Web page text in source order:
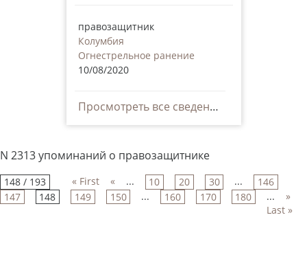
правозащитник
Колумбия
Огнестрельное ранение
10/08/2020
Просмотреть все сведения
N 2313 упоминаний о правозащитнике
148 / 193 « First « ... 10 20 30 ...
146
147
148 149 150 ... 160 170 180 ...
»
Last »